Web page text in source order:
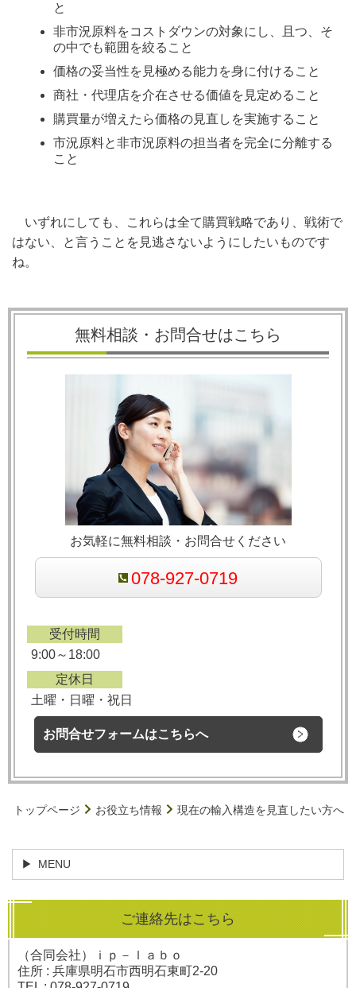
と
非市況原料をコストダウンの対象にし、且つ、そ
の中でも範囲を絞ること
価格の妥当性を見極める能力を身に付けること
商社・代理店を介在させる価値を見定めること
購買量が増えたら価格の見直しを実施すること
市況原料と非市況原料の担当者を完全に分離する
こと
いずれにしても、これらは全て購買戦略であり、戦術で
はない、と言うことを見逃さないようにしたいものです
ね。
無料相談・お問合せはこちら
お気軽に無料相談・お問合せください
078-927-0719
受付時間
9:00～18:00
定休日
土曜・日曜・祝日
お問合せフォームはこちらへ
トップページ お役立ち情報 現在の輸入構造を見直したい方へ
MENU
ご連絡先はこちら
（合同会社）ｉｐ－ｌａｂｏ
住所 : 兵庫県明石市西明石東町2-20